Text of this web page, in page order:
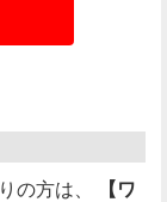
の方は、
【ワ